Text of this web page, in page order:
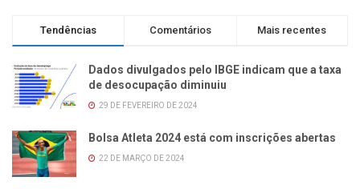
Tendências Comentários Mais recentes
Dados divulgados pelo IBGE indicam que a taxa
de desocupação diminuiu
29 DE FEVEREIRO DE 2024
Bolsa Atleta 2024 está com inscrições abertas
22 DE MARÇO DE 2024